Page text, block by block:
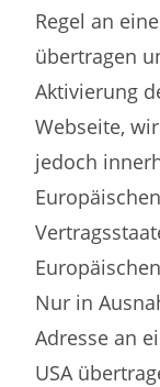
Regel an
übertragen
Aktivierung
Webseite,
jedoch
Nur in
Adresse an
USA